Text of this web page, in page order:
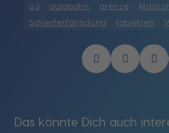
a3 autobahn grenze
Schleiferfahndung
tabletten
Das könnte Dich auch